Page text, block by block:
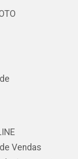
Vendas